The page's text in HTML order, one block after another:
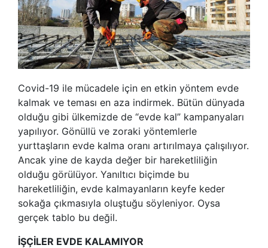
Covid-19 ile mücadele için en etkin yöntem evde
kalmak ve teması en aza indirmek. Bütün dünyada
olduğu gibi ülkemizde de “evde kal” kampanyaları
yapılıyor. Gönüllü ve zoraki yöntemlerle
yurttaşların evde kalma oranı artırılmaya çalışılıyor.
Ancak yine de kayda değer bir hareketliliğin
olduğu görülüyor. Yanıltıcı biçimde bu
hareketliliğin, evde kalmayanların keyfe keder
sokağa çıkmasıyla oluştuğu söyleniyor. Oysa
gerçek tablo bu değil.
İŞÇİLER EVDE KALAMIYOR